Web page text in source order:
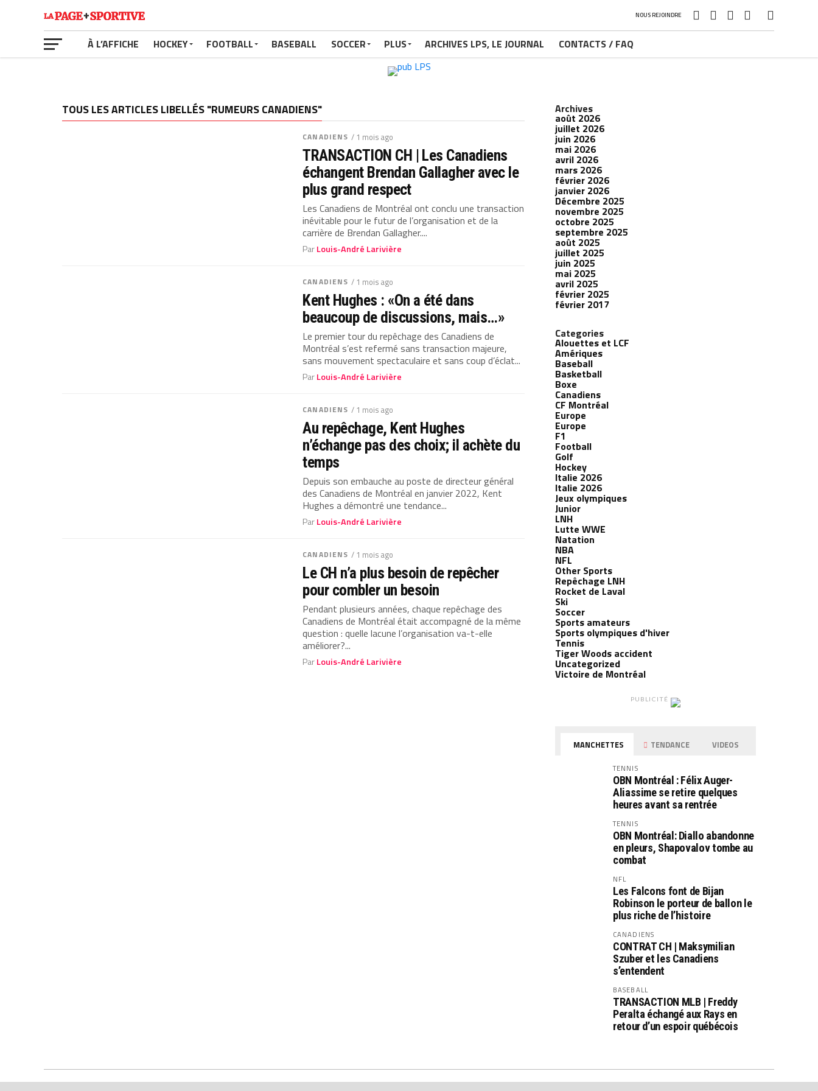
NOUS REJOINDRE
À L’AFFICHE HOCKEY FOOTBALL BASEBALL SOCCER PLUS ARCHIVES LPS, LE JOURNAL CONTACTS / FAQ
TOUS LES ARTICLES LIBELLÉS "RUMEURS CANADIENS"
CANADIENS / 1 mois ago
TRANSACTION CH | Les Canadiens
échangent Brendan Gallagher avec le
plus grand respect
Les Canadiens de Montréal ont conclu une transaction
inévitable pour le futur de l’organisation et de la
carrière de Brendan Gallagher....
ParLouis-André Larivière
CANADIENS / 1 mois ago
Kent Hughes : «On a été dans
beaucoup de discussions, mais…»
Le premier tour du repêchage des Canadiens de
Montréal s’est refermé sans transaction majeure,
sans mouvement spectaculaire et sans coup d’éclat...
ParLouis-André Larivière
CANADIENS / 1 mois ago
Au repêchage, Kent Hughes
n’échange pas des choix; il achète du
temps
Depuis son embauche au poste de directeur général
des Canadiens de Montréal en janvier 2022, Kent
Hughes a démontré une tendance...
ParLouis-André Larivière
CANADIENS / 1 mois ago
Le CH n’a plus besoin de repêcher
pour combler un besoin
Pendant plusieurs années, chaque repêchage des
Canadiens de Montréal était accompagné de la même
question : quelle lacune l’organisation va-t-elle
améliorer?...
ParLouis-André Larivière
Archives
août 2026
juillet 2026
juin 2026
mai 2026
avril 2026
mars 2026
février 2026
janvier 2026
Décembre 2025
novembre 2025
octobre 2025
septembre 2025
août 2025
juillet 2025
juin 2025
mai 2025
avril 2025
février 2025
février 2017
Categories
Alouettes et LCF
Amériques
Baseball
Basketball
Boxe
Canadiens
CF Montréal
Europe
Europe
F1
Football
Golf
Hockey
Italie 2026
Italie 2026
Jeux olympiques
Junior
LNH
Lutte WWE
Natation
NBA
NFL
Other Sports
Repêchage LNH
Rocket de Laval
Ski
Soccer
Sports amateurs
Sports olympiques d'hiver
Tennis
Tiger Woods accident
Uncategorized
Victoire de Montréal
PUBLICITÉ
MANCHETTES TENDANCE VIDEOS
TENNIS
OBN Montréal : Félix Auger-
Aliassime se retire quelques
heures avant sa rentrée
TENNIS
OBN Montréal: Diallo abandonne
en pleurs, Shapovalov tombe au
combat
NFL
Les Falcons font de Bijan
Robinson le porteur de ballon le
plus riche de l’histoire
CANADIENS
CONTRAT CH | Maksymilian
Szuber et les Canadiens
s’entendent
BASEBALL
TRANSACTION MLB | Freddy
Peralta échangé aux Rays en
retour d’un espoir québécois